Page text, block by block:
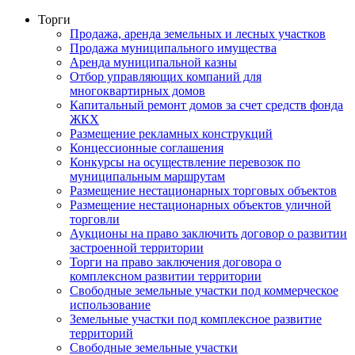
Торги
Продажа, аренда земельных и лесных участков
Продажа муниципального имущества
Аренда муниципальной казны
Отбор управляющих компаний для
многоквартирных домов
Капитальный ремонт домов за счет средств фонда
ЖКХ
Размещение рекламных конструкций
Концессионные соглашения
Конкурсы на осуществление перевозок по
муниципальным маршрутам
Размещение нестационарных торговых объектов
Размещение нестационарных объектов уличной
торговли
Аукционы на право заключить договор о развитии
застроенной территории
Торги на право заключения договора о
комплексном развитии территории
Свободные земельные участки под коммерческое
использование
Земельные участки под комплексное развитие
территорий
Свободные земельные участки